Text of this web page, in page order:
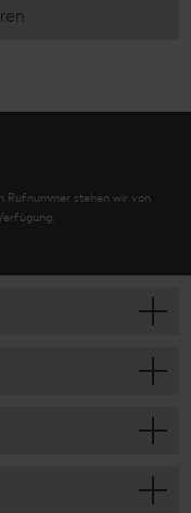
Rufnummer stehen wir von